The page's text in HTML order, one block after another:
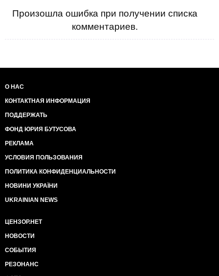
Произошла ошибка при получении списка
комментариев.
О НАС
КОНТАКТНАЯ ИНФОРМАЦИЯ
ПОДДЕРЖАТЬ
ФОНД ЮРИЯ БУТУСОВА
РЕКЛАМА
УСЛОВИЯ ПОЛЬЗОВАНИЯ
ПОЛИТИКА КОНФИДЕНЦИАЛЬНОСТИ
НОВИНИ УКРАЇНИ
UKRAINIAN NEWS
ЦЕНЗОР.НЕТ
НОВОСТИ
СОБЫТИЯ
РЕЗОНАНС